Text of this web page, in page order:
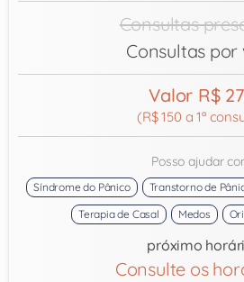
Consultas
Consultas por
Valor R$
(R$ 150 a 1ª
Posso ajudar
Síndrome do Pânico
Transtorno de
Terapia de Casal
Medos
próximo
Consulte os